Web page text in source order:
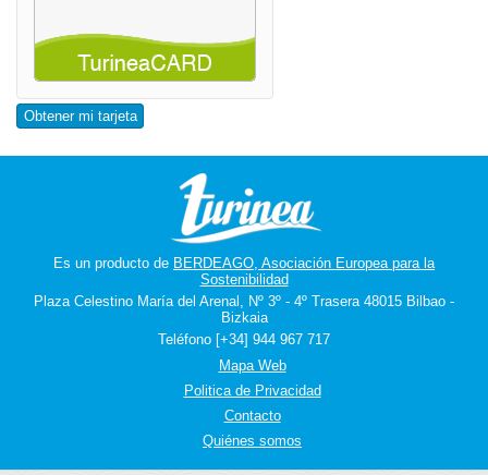
Obtener mi tarjeta
Es un producto de BERDEAGO, Asociación Europea para la
Sostenibilidad
Plaza Celestino María del Arenal, Nº 3º - 4º Trasera 48015 Bilbao -
Bizkaia
Teléfono [+34] 944 967 717
Mapa Web
Politica de Privacidad
Contacto
Quiénes somos